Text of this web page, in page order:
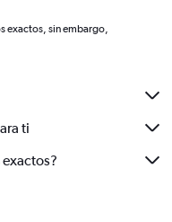
exactos, sin embargo,
ti